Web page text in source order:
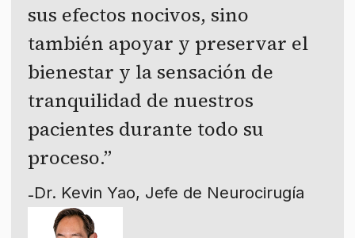
sus efectos nocivos, sino
también apoyar y preservar el
bienestar y la sensación de
tranquilidad de nuestros
pacientes durante todo su
proceso.
-Dr. Kevin Yao, Jefe de Neurocirugía